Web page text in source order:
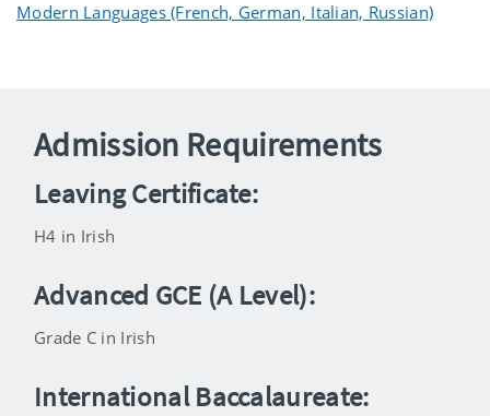
Modern Languages (French, German, Italian, Russian)
Admission Requirements
Leaving Certificate:
H4 in Irish
Advanced GCE (A Level):
Grade C in Irish
International Baccalaureate: